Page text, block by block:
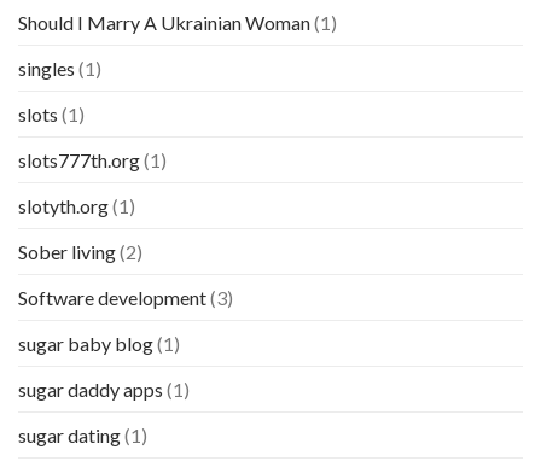
Should I Marry A Ukrainian Woman(1)
singles (1)
slots (1)
slots777th.org(1)
slotyth.org(1)
Sober living(2)
Software development(3)
sugar baby blog(1)
sugar daddy apps (1)
sugar dating(1)